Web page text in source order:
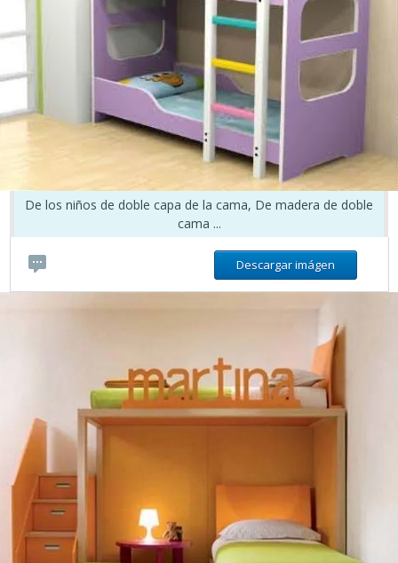
De los niños de doble capa de la cama, De madera de doble
cama ...
Descargar imágen